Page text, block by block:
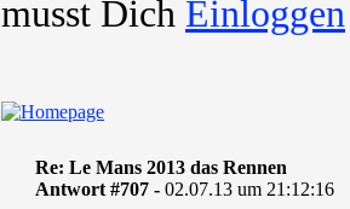
musst Dich
Re: Le Mans 2013 das Rennen
Antwort #707 - 02.07.13 um 21:12:16